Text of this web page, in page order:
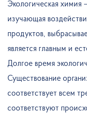
Экологическая химия
изучающая
продуктов,
является главным и
Долгое время
Существование
соответствует всем
соответствуют